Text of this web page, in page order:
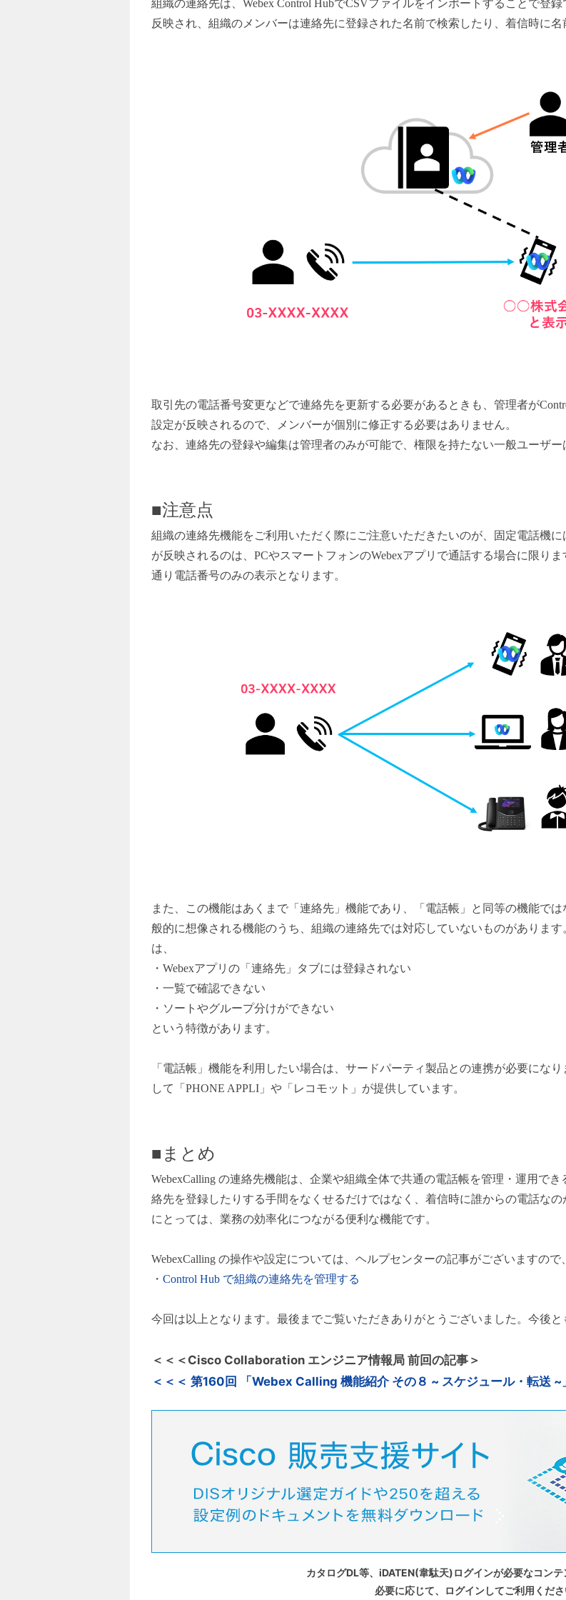
組織の連絡先は、Webex Control HubでCSVファイルをインポートすることで登
反映され、組織のメンバーは連絡先に登録された名前で検索したり、着信時に名
取引先の電話番号変更などで連絡先を更新する必要があるときも、管理者が
設定が反映されるので、メンバーが個別に修正する必要はありません。
なお、連絡先の登録や編集は管理者のみが可能で、権限を持たない一般ユーザー
■注意点
組織の連絡先機能をご利用いただく際にご注意いただきたいのが、固定電話機
が反映されるのは、PCやスマートフォンのWebexアプリで通話する場合に限り
通り電話番号のみの表示となります。
また、この機能はあくまで「連絡先」機能であり、「電話帳」と同等の機能で
般的に想像される機能のうち、組織の連絡先では対応していないものがありま
は、
・Webexアプリの「連絡先」タブには登録されない
・一覧で確認できない
・ソートやグループ分けができない
という特徴があります。
「電話帳」機能を利用したい場合は、サードパーティ製品との連携が必要にな
して「PHONE APPLI」や「レコモット」が提供しています。
■まとめ
WebexCalling の連絡先機能は、企業や組織全体で共通の電話帳を管理・運用で
絡先を登録したりする手間をなくせるだけではなく、着信時に誰からの電話な
にとっては、業務の効率化につながる便利な機能です。
WebexCalling の操作や設定については、ヘルプセンターの記事がございますので
・ Control Hub で組織の連絡先を管理する
今回は以上となります。最後までご覧いただきありがとうございました。今後と
＜＜＜Cisco Collaboration エンジニア情報局 前回の記事＞
＜＜＜ 第160回 「Webex Calling 機能紹介 その８ ~ スケジュール・転送 ~
カタログDL等、iDATEN(韋駄天)ログインが必要なコンテ
必要に応じて、ログインしてご利用くださ